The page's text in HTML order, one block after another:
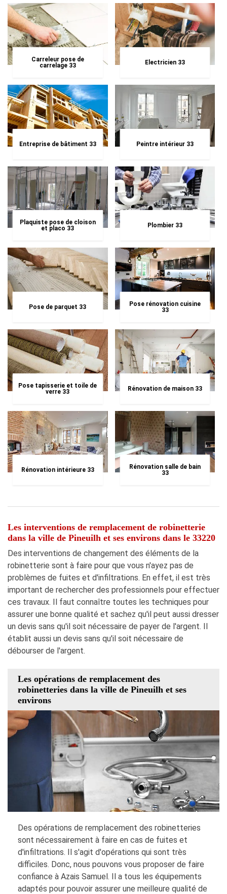
Carreleur pose de
carrelage 33
Electricien 33
Entreprise de bâtiment 33 Peintre intérieur 33
Plaquiste pose de cloison
et placo 33
Plombier 33
Pose de parquet 33
Pose rénovation cuisine
33
Pose tapisserie et toile de
verre 33
Rénovation de maison 33
Rénovation intérieure 33
Rénovation salle de bain
33
Les interventions de remplacement de robinetterie
dans la ville de Pineuilh et ses environs dans le 33220
Des interventions de changement des éléments de la
robinetterie sont à faire pour que vous n'ayez pas de
problèmes de fuites et d'infiltrations. En effet, il est très
important de rechercher des professionnels pour effectuer
ces travaux. Il faut connaître toutes les techniques pour
assurer une bonne qualité et sachez qu'il peut aussi dresser
un devis sans qu'il soit nécessaire de payer de l'argent. Il
établit aussi un devis sans qu'il soit nécessaire de
débourser de l'argent.
Les opérations de remplacement des
robinetteries dans la ville de Pineuilh et ses
environs
Des opérations de remplacement des robinetteries
sont nécessairement à faire en cas de fuites et
d'infiltrations. Il s'agit d'opérations qui sont très
difficiles. Donc, nous pouvons vous proposer de faire
confiance à Azais Samuel. Il a tous les équipements
adaptés pour pouvoir assurer une meilleure qualité de